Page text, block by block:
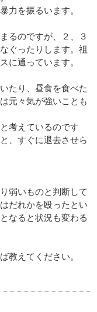
力を振るいます。
るのですが、２、３
ぐったりします。祖
に通っています。
たり、昼食を食べた
元々気が強いことも
考えているのです
、すぐに退去させら
弱いものと判断して
だれかを殴ったとい
なると状況も変わる
教えてください。